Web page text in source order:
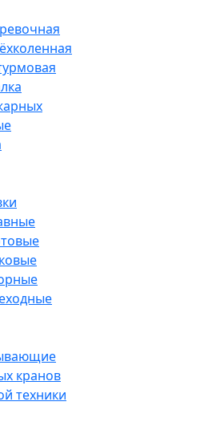
кранов
техники